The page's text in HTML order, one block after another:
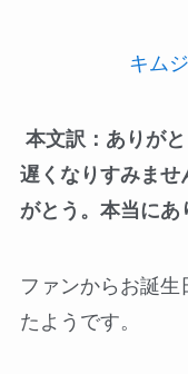
キム
本文訳：ありが
遅くなりすみませ
がとう。本当にあ
ファンからお誕
たようです。